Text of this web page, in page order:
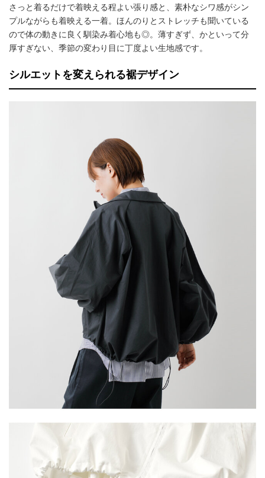
さっと着るだけで着映える程よい張り感と、素朴なシワ感がシン
プルながらも着映える一着。ほんのりとストレッチも聞いている
ので体の動きに良く馴染み着心地も◎。薄すぎず、かといって分
厚すぎない、季節の変わり目に丁度よい生地感です。
シルエットを変えられる裾デザイン